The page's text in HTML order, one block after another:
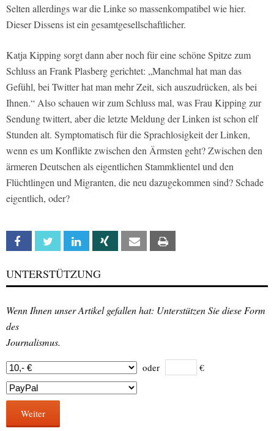
Selten allerdings war die Linke so massenkompatibel wie hier.
Dieser Dissens ist ein gesamtgesellschaftlicher.
Katja Kipping sorgt dann aber noch für eine schöne Spitze zum
Schluss an Frank Plasberg gerichtet: „Manchmal hat man das
Gefühl, bei Twitter hat man mehr Zeit, sich auszudrücken, als bei
Ihnen.“ Also schauen wir zum Schluss mal, was Frau Kipping zur
Sendung twittert, aber die letzte Meldung der Linken ist schon elf
Stunden alt. Symptomatisch für die Sprachlosigkeit der Linken,
wenn es um Konflikte zwischen den Ärmsten geht? Zwischen den
ärmeren Deutschen als eigentlichen Stammklientel und den
Flüchtlingen und Migranten, die neu dazugekommen sind? Schade
eigentlich, oder?
Facebook Twitter Linkedin Xing Email
UNTERSTÜTZUNG
Wenn Ihnen unser Artikel gefallen hat: Unterstützen Sie diese Form
des
Journalismus.
oder €
Weiter